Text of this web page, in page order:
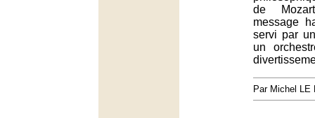
de
message
servi par
un
Par Michel LE